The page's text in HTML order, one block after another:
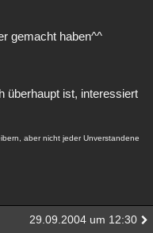
gemacht haben^^
überhaupt ist, interessiert
aber nicht jeder Unverstandene
29.09.2004 um 12:30